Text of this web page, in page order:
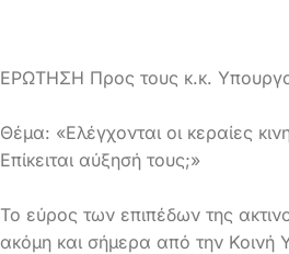
ΕΡΩΤΗΣΗ Προς τους κ.κ.
Θέμα: «Ελέγχονται οι κεραίες
Επίκειται αύξησή τους;»
Το εύρος των επιπέδων της
ακόμη και σήμερα από την